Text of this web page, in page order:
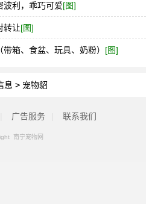
波利，乖巧可爱[图]
转让[图]
箱、食盆、玩具、奶粉） [图]
息 > 宠物貂
广告服务 联系我们
南宁宠物网